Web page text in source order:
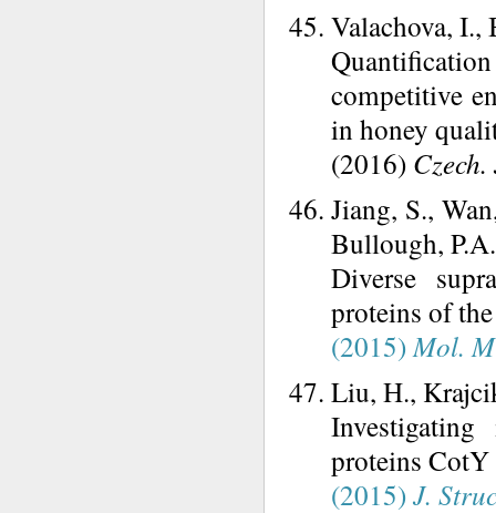
Valachova, I.,
competitive
in honey
(2016)
Jiang, S.,
Bullough, P.A.
Diverse
proteins of
(2015)Mol.
Liu, H.,
proteins CotY
(2015)J.